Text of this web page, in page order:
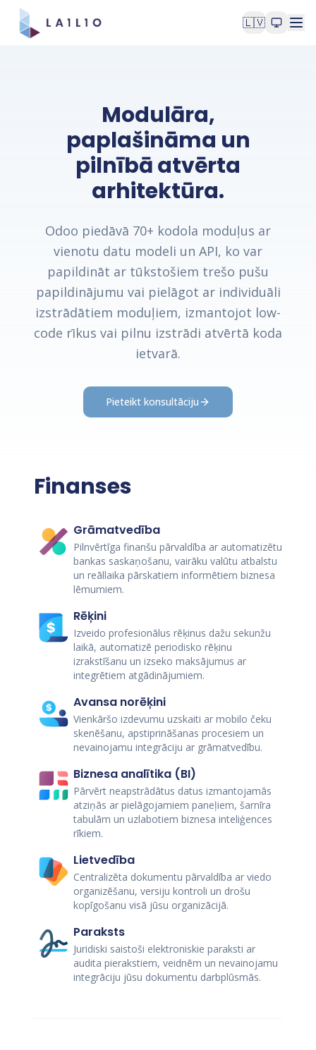
🇱🇻
Modulāra,
paplašināma un
pilnībā atvērta
arhitektūra.
Odoo piedāvā 70+ kodola moduļus ar
vienotu datu modeli un API, ko var
papildināt ar tūkstošiem trešo pušu
papildinājumu vai pielāgot ar individuāli
izstrādātiem moduļiem, izmantojot low-
code rīkus vai pilnu izstrādi atvērtā koda
ietvarā.
Pieteikt konsultāciju
Finanses
Grāmatvedība
Pilnvērtīga finanšu pārvaldība ar automatizētu
bankas saskaņošanu, vairāku valūtu atbalstu
un reāllaika pārskatiem informētiem biznesa
lēmumiem.
Rēķini
Izveido profesionālus rēķinus dažu sekunžu
laikā, automatizē periodisko rēķinu
izrakstīšanu un izseko maksājumus ar
integrētiem atgādinājumiem.
Avansa norēķini
Vienkāršo izdevumu uzskaiti ar mobilo čeku
skenēšanu, apstiprināšanas procesiem un
nevainojamu integrāciju ar grāmatvedību.
Biznesa analītika (BI)
Pārvērt neapstrādātus datus izmantojamās
atziņās ar pielāgojamiem paneļiem, šarnīra
tabulām un uzlabotiem biznesa inteliģences
rīkiem.
Lietvedība
Centralizēta dokumentu pārvaldība ar viedo
organizēšanu, versiju kontroli un drošu
kopīgošanu visā jūsu organizācijā.
Paraksts
Juridiski saistoši elektroniskie paraksti ar
audita pierakstiem, veidnēm un nevainojamu
integrāciju jūsu dokumentu darbplūsmās.